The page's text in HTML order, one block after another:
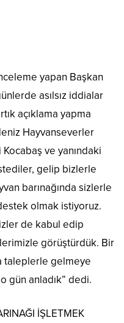
yapan Başkan
asılsız iddialar
açıklama yapma
Hayvanseverler
ve yanındaki
gelip bizlerle
barınağında sizlerle
olmak istiyoruz.
de kabul edip
görüştürdük. Bir
taleplerle gelmeye
gün anladık” dedi.
İŞLETMEK